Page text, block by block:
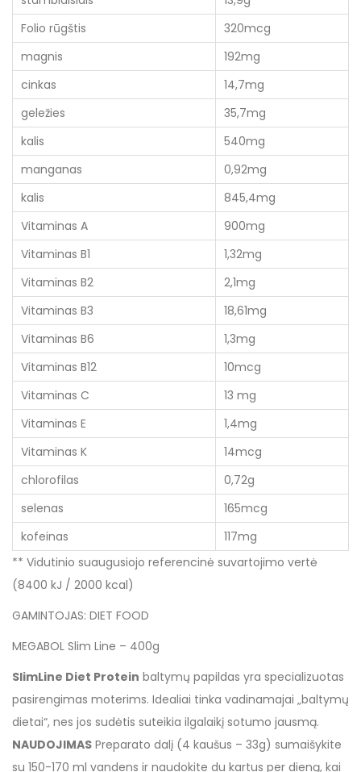
Folio rūgštis
320mcg
magnis
192mg
cinkas
14,7mg
geležies
35,7mg
kalis
540mg
manganas
0,92mg
kalis
845,4mg
Vitaminas A
900mg
Vitaminas B1
1,32mg
Vitaminas B2
2,1mg
Vitaminas B3
18,61mg
Vitaminas B6
1,3mg
Vitaminas B12
10mcg
Vitaminas C
13 mg
Vitaminas E
1,4mg
Vitaminas K
14mcg
chlorofilas
0,72g
selenas
165mcg
kofeinas
117mg
** Vidutinio suaugusiojo referencinė suvartojimo vertė
(8400 kJ / 2000 kcal)
GAMINTOJAS: DIET FOOD
MEGABOL Slim Line – 400g
SlimLine Diet Protein baltymų papildas yra specializuotas
pasirengimas moterims. Idealiai tinka vadinamajai „baltymų
dietai“, nes jos sudėtis suteikia ilgalaikį sotumo jausmą.
NAUDOJIMAS Preparato dalį (4 kaušus – 33g) sumaišykite
su 150-170 ml vandens ir naudokite du kartus per dieną, kai